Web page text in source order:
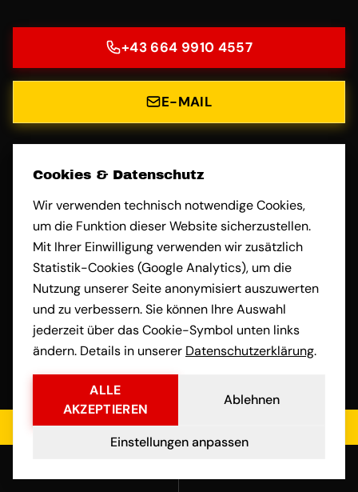
+43 664 9910 4557
E-MAIL
Name
Beladeadresse
Entladeadresse
Umzugsdatum
Jetzt kostenloses Angebot einholen
Cookies & Datenschutz
Wir verwenden technisch notwendige Cookies,
um die Funktion dieser Website sicherzustellen.
Mit Ihrer Einwilligung verwenden wir zusätzlich
Statistik-Cookies (Google Analytics), um die
Nutzung unserer Seite anonymisiert auszuwerten
und zu verbessern. Sie können Ihre Auswahl
jederzeit über das Cookie-Symbol unten links
ändern. Details in unserer Datenschutzerklärung.
ALLE
AKZEPTIEREN
Ablehnen
Einstellungen anpassen